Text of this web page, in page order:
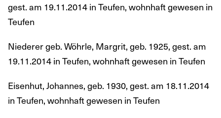
gest. am 19.11.2014 in Teufen, wohnhaft gewesen in
Teufen
Niederer geb. Wöhrle, Margrit, geb. 1925, gest. am
19.11.2014 in Teufen, wohnhaft gewesen in Teufen
Eisenhut, Johannes, geb. 1930, gest. am 18.11.2014
in Teufen, wohnhaft gewesen in Teufen